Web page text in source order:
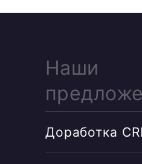
Наши
Доработка